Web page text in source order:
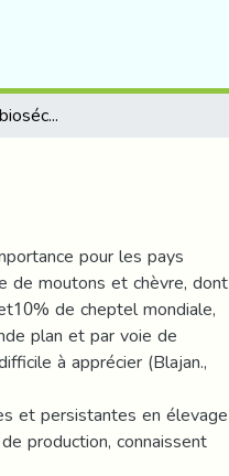
ovin- mesures de la biosécurité- maladies
pour les pays
de moutons et chèvre, dont
de cheptel mondiale,
plan et par voie de
à apprécier (Blajan.,
et persistantes en élevage
production, connaissent